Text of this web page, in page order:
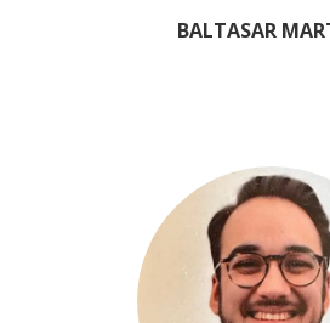
BALTASAR